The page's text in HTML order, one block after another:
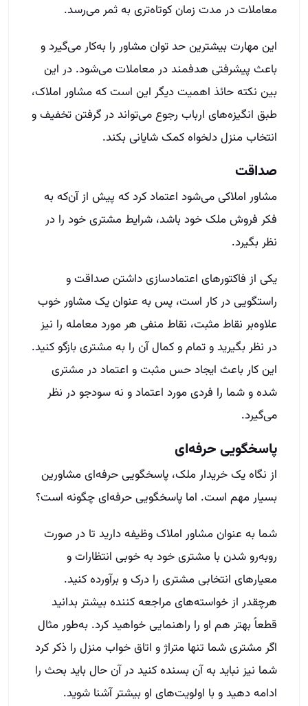
معاملات در مدت زمان کوتاه‌تری به ثمر می‌رسد.
این مهارت بیشترین حد توان مشاور را به‌کار می‌گیرد و
باعث پیشرفتی هدفمند در معاملات می‌شود. در این
بین نکته حائذ اهمیت دیگر این است که مشاور املاک،
طبق انگیزه‌های ارباب رجوع می‌تواند در گرفتن تخفیف و
انتخاب منزل دلخواه کمک شایانی بکند.
صداقت
مشاور املاکی می‌شود اعتماد کرد که پیش از آن‌که به
فکر فروش ملک خود باشد، شرایط مشتری خود را در
نظر بگیرد.
یکی از فاکتورهای اعتمادسازی داشتن صداقت و
راستگویی در کار است، پس به عنوان یک مشاور خوب
علاوه‌بر نقاط مثبت، نقاط منفی هر مورد معامله را نیز
در نظر بگیرید و تمام و کمال آن را به مشتری بازگو کنید.
این کار باعث ایجاد حس مثبت و اعتماد در مشتری
شده و شما را فردی مورد اعتماد و نه سودجو در نظر
می‌گیرد.
پاسخگویی حرفه‌ای
از نگاه یک خریدار ملک، پاسخگویی حرفه‌ای مشاورین
بسیار مهم است. اما پاسخگویی حرفه‌ای چگونه است؟
شما به عنوان مشاور املاک وظیفه دارید تا در صورت
روبه‌رو شدن با مشتری خود به خوبی انتظارات و
معیارهای انتخابی مشتری را درک و برآورده کنید.
هرچقدر از خواسته‌های مراجعه کننده بیشتر بدانید
قطعاً بهتر هم او را راهنمایی خواهید کرد. به‌طور مثال
اگر مشتری شما تنها متراژ و اتاق خواب منزل را ذکر کرد
شما نیز نباید به آن بسنده کنید در آن حال باید بحث را
ادامه دهید و با اولویت‌های او بیشتر آشنا شوید.